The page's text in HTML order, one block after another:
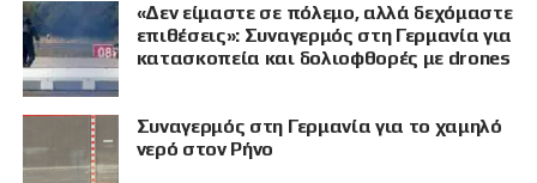
«Δεν είμαστε σε πόλεμο, αλλά δεχόμαστε
επιθέσεις»: Συναγερμός στη Γερμανία για
κατασκοπεία και δολιοφθορές με drones
Συναγερμός στη Γερμανία για το χαμηλό
νερό στον Ρήνο